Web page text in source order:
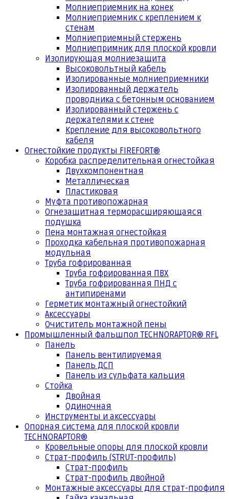
Молниеприемник на конек
Молниеприемник с креплением к
стенам
Молниеприемный стержень
Молниепримник для плоской кровли
Изолирующая молниезащита
Высоковольтный кабель
Изолированные молниеприемники
Изолированный держатель
проводника с бетонным основанием
Изолированный стержень с
держателями к стене
Крепление для высоковольтного
кабеля
Огнестойкие продукты FIREFORT®
Коробка распределительная огнестойкая
Двухкомпонентная
Металлическая
Пластиковая
Муфта противопожарная
Огнезащитная терморасширяющаяся
подушка
Пена монтажная огнестойкая
Проходка кабельная противопожарная
модульная
Труба гофрированная
Труба гофрированная ПВХ
Труба гофрированная ПНД с
антипиренами
Герметик монтажный огнестойкий
Аксессуары
Очиститель монтажной пены
Промышленный фальшпол TECHNORAPTOR® RFL
Панель
Панель вентилируемая
Панель ДСП
Панель из сульфата кальция
Стойка
Двойная
Одиночная
Инструменты и аксессуары
Опорная система для плоской кровли
TECHNORAPTOR®
Кровельные опоры для плоской кровли
Страт-профиль (STRUT-профиль)
Страт-профиль
Страт-профиль двойной
Монтажные аксессуары для страт-профиля